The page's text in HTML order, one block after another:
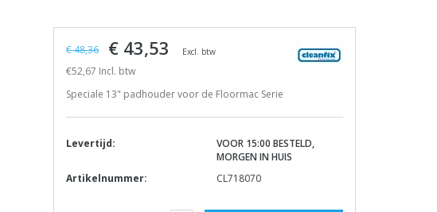
€ 48,36 € 43,53 Excl. btw
€52,67 Incl. btw
Speciale 13" padhouder voor de Floormac Serie
Levertijd:
VOOR 15:00 BESTELD,
MORGEN IN HUIS
Artikelnummer:
CL718070